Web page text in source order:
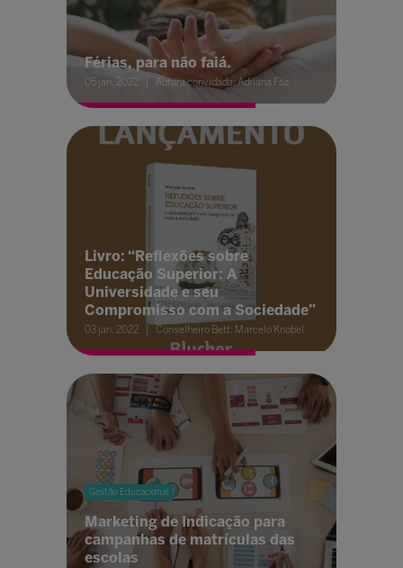
Férias, para não faiá.
05 jan. 2022 Autora convidada: Adriana Fóz
Livro: “Reflexões sobre
Educação Superior: A
Universidade e seu
Compromisso com a Sociedade”
03 jan. 2022 Conselheiro Bett: Marcelo Knobel
Gestão Educacional
Marketing de Indicação para
campanhas de matrículas das
escolas